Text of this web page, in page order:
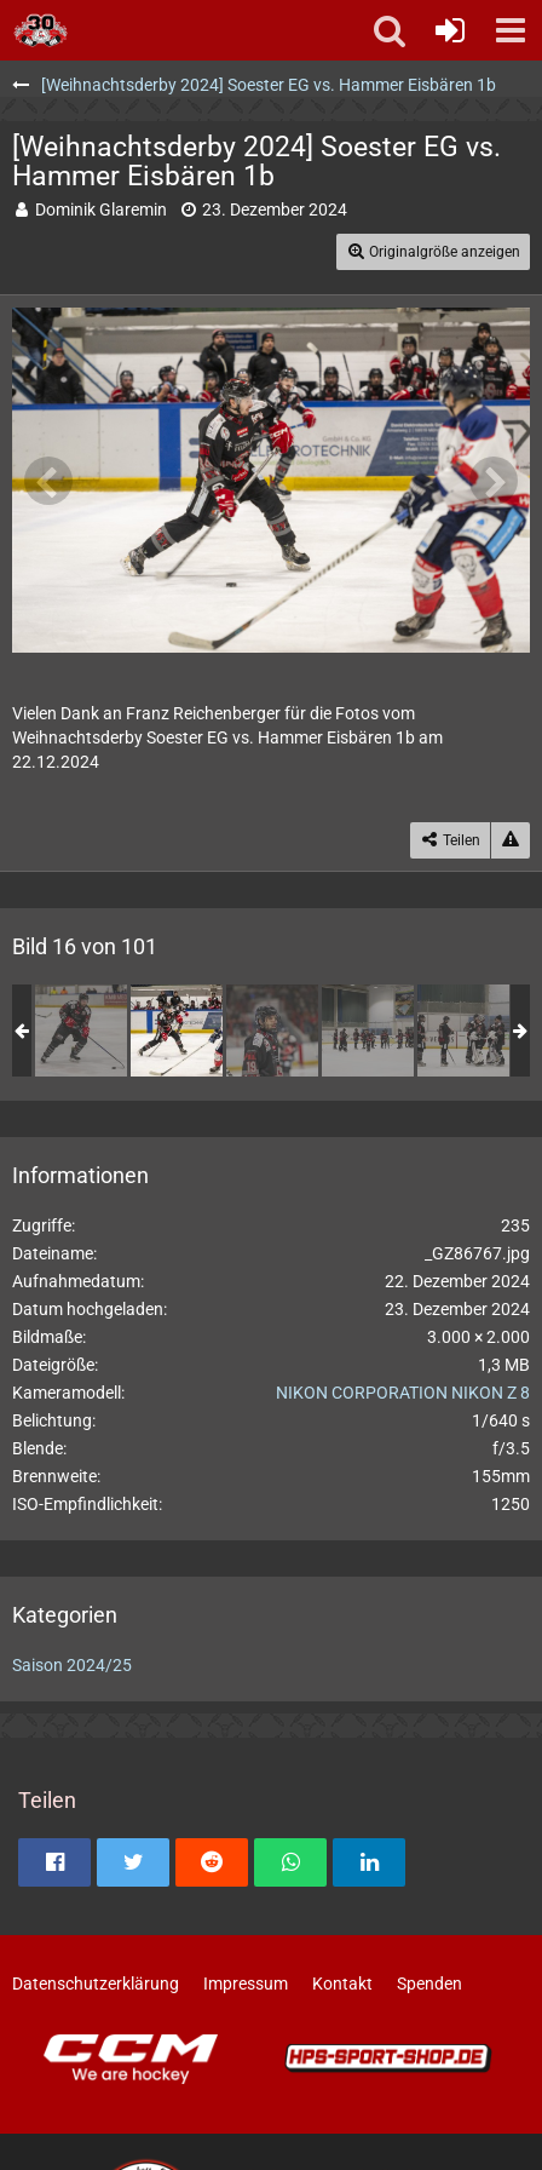
[Weihnachtsderby 2024] Soester EG vs. Hammer Eisbären 1b
[Weihnachtsderby 2024] Soester EG vs.
Hammer Eisbären 1b
Dominik Glaremin 23. Dezember 2024
Originalgröße anzeigen
Vielen Dank an Franz Reichenberger für die Fotos vom
Weihnachtsderby Soester EG vs. Hammer Eisbären 1b am
22.12.2024
Teilen
Bild 16 von 101
Informationen
Zugriffe
235
Dateiname
_GZ86767.jpg
Aufnahmedatum
22. Dezember 2024
Datum hochgeladen
23. Dezember 2024
Bildmaße
3.000 × 2.000
Dateigröße
1,3 MB
Kameramodell
NIKON CORPORATION NIKON Z 8
Belichtung
1/640 s
Blende
f/3.5
Brennweite
155mm
ISO-Empfindlichkeit
1250
Kategorien
Saison 2024/25
Teilen
Datenschutzerklärung Impressum Kontakt Spenden